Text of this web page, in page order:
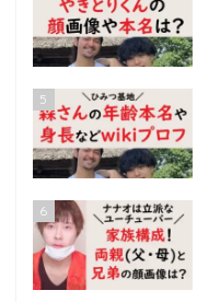
5
6